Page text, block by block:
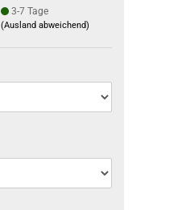
3-7 Tage
(Ausland abweichend)